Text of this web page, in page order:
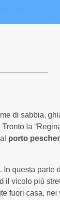
#mare
di sabbia,
la
porto
questa parte
il vicolo più
fuori casa,